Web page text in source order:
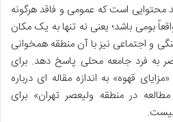
محتوایی است که عمومی و فاقد هرگونه
بومی باشد؛ یعنی نه تنها به یک مکان
و اجتماعی نیز با آن منطقه همخوانی
به فرد جامعه محلی پاسخ دهد. برای
قهوه» به اندازه مقاله ای درباره
در منطقه ولیعصر تهران» برای